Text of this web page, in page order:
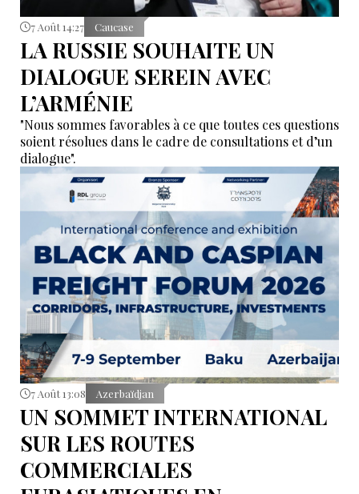
7 Août 14:27 Caucase
LA RUSSIE SOUHAITE UN
DIALOGUE SEREIN AVEC
L’ARMÉNIE
"Nous sommes favorables à ce que toutes ces questions
soient résolues dans le cadre de consultations et d’un
dialogue".
7 Août 13:08 Azerbaïdjan
UN SOMMET INTERNATIONAL
SUR LES ROUTES
COMMERCIALES